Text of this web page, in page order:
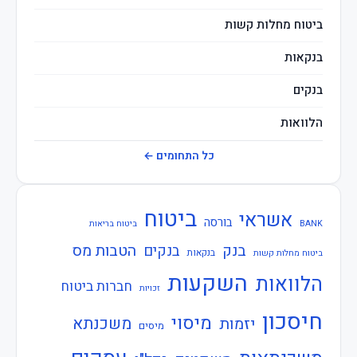
ביטוח מחלות קשות
בנקאות
בנקים
הלוואות
חוזרי בנק ישראל
חוזרי המפקח על הביטוח
חוזרי המפקח על הבנקים
חוזרי הפיקוח על הבנקים
חוזרי נגיד בנק ישראל
חיסכון
כל התחומים ←
BANK אשראי בורסה ביטוח ביטוח בריאות
ביטוח מחלות קשות בנק בנקאות בנקים הטבות מס
הלוואות השקעות זכויות חברות ביטוח
חיסכון יזמות מיסוי מיסים משכנתא